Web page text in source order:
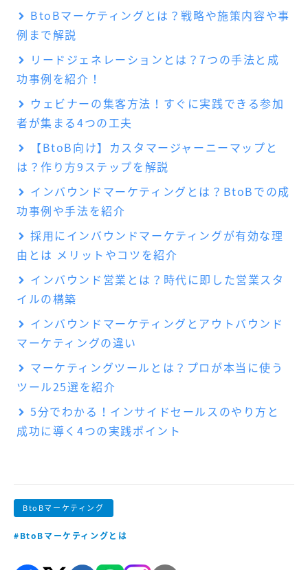
BtoBマーケティング
#BtoBマーケティングとは
BtoBマーケティングとは？戦略や施策内容や事
例まで解説
リードジェネレーションとは？7つの手法と成
功事例を紹介！
ウェビナーの集客方法！すぐに実践できる参加
者が集まる4つの工夫
【BtoB向け】カスタマージャーニーマップと
は？作り方9ステップを解説
インバウンドマーケティングとは？BtoBでの成
功事例や手法を紹介
採用にインバウンドマーケティングが有効な理
由とは メリットやコツを紹介
インバウンド営業とは？時代に即した営業スタ
イルの構築
インバウンドマーケティングとアウトバウンド
マーケティングの違い
マーケティングツールとは？プロが本当に使う
ツール25選を紹介
5分でわかる！インサイドセールスのやり方と
成功に導く4つの実践ポイント